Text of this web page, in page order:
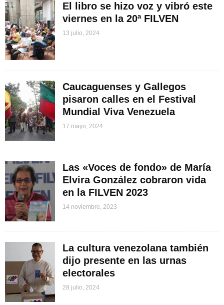
El libro se hizo voz y vibró este
viernes en la 20ª FILVEN
13 julio, 2024
Caucaguenses y Gallegos
pisaron calles en el Festival
Mundial Viva Venezuela
17 mayo, 2024
Las «Voces de fondo» de María
Elvira González cobraron vida
en la FILVEN 2023
14 noviembre, 2023
La cultura venezolana también
dijo presente en las urnas
electorales
28 julio, 2024